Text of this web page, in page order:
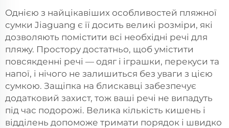
Однією з найцікавіших особливостей пляжної
сумки Jiaguang є її досить великі розміри, які
дозволяють помістити всі необхідні речі для
пляжу. Простору достатньо, щоб умістити
повсякденні речі — одяг і іграшки, перекуси та
напої, і нічого не залишиться без уваги з цією
сумкою. Защіпка на блискавці забезпечує
додатковий захист, тож ваші речі не випадуть
під час подорожі. Велика кількість кишень і
відділень допоможе тримати порядок і швидко